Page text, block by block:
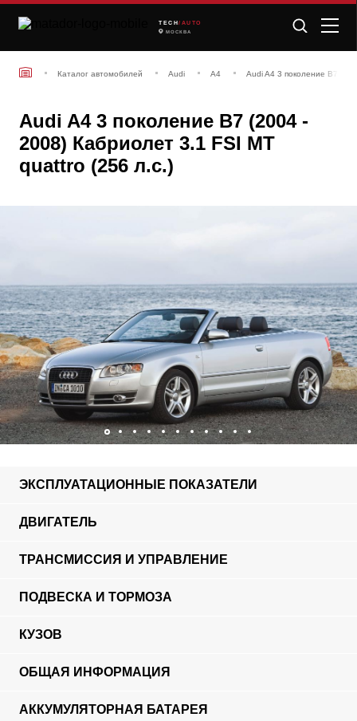
TECH /AUTO
МОСКВА
Каталог автомобилей Audi A4 Audi A4 3 поколение B7
Audi A4 3 поколение B7 (2004 -
2008) Кабриолет 3.1 FSI MT
quattro (256 л.с.)
ЭКСПЛУАТАЦИОННЫЕ ПОКАЗАТЕЛИ
ДВИГАТЕЛЬ
ТРАНСМИССИЯ И УПРАВЛЕНИЕ
ПОДВЕСКА И ТОРМОЗА
КУЗОВ
ОБЩАЯ ИНФОРМАЦИЯ
АККУМУЛЯТОРНАЯ БАТАРЕЯ